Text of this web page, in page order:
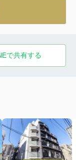
で共有する